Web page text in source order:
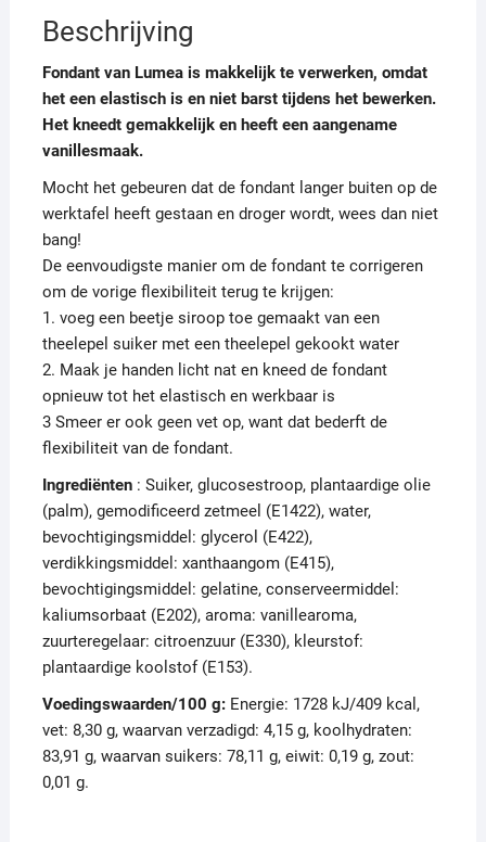
Beschrijving
Fondant van Lumea is makkelijk te verwerken, omdat
het een elastisch is en niet barst tijdens het bewerken.
Het kneedt gemakkelijk en heeft een aangename
vanillesmaak.
Mocht het gebeuren dat de fondant langer buiten op de
werktafel heeft gestaan ​​en droger wordt, wees dan niet
bang!
De eenvoudigste manier om de fondant te corrigeren
om de vorige flexibiliteit terug te krijgen:
1. voeg een beetje siroop toe gemaakt van een
theelepel suiker met een theelepel gekookt water
2. Maak je handen licht nat en kneed de fondant
opnieuw tot het elastisch en werkbaar is
3 Smeer er ook geen vet op, want dat bederft de
flexibiliteit van de fondant.
Ingrediënten: Suiker, glucosestroop, plantaardige olie
(palm), gemodificeerd zetmeel (E1422), water,
bevochtigingsmiddel: glycerol (E422),
verdikkingsmiddel: xanthaangom (E415),
bevochtigingsmiddel: gelatine, conserveermiddel:
kaliumsorbaat (E202), aroma: vanillearoma,
zuurteregelaar: citroenzuur (E330), kleurstof:
plantaardige koolstof (E153).
Voedingswaarden/100 g:Energie: 1728 kJ/409 kcal,
vet: 8,30 g, waarvan verzadigd: 4,15 g, koolhydraten:
83,91 g, waarvan suikers: 78,11 g, eiwit: 0,19 g, zout:
0,01 g.